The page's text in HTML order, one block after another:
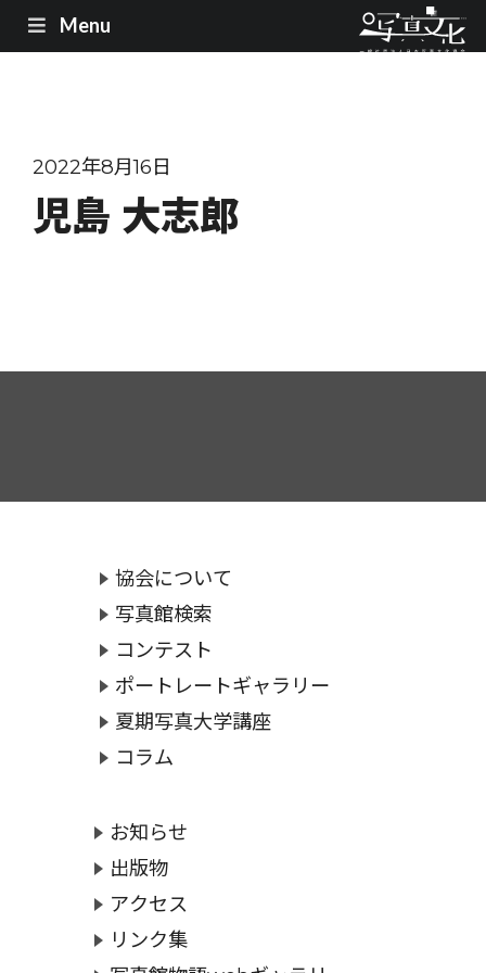
Menu
2022年8月16日
児島 大志郎
協会について
写真館検索
コンテスト
ポートレートギャラリー
夏期写真大学講座
コラム
お知らせ
出版物
アクセス
リンク集